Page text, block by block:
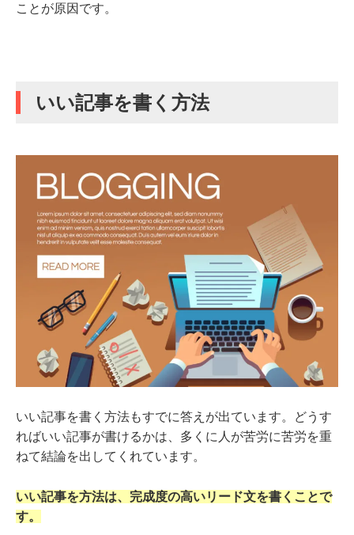
ことが原因です。
いい記事を書く方法
いい記事を書く方法もすでに答えが出ています。どうす
ればいい記事が書けるかは、多くに人が苦労に苦労を重
ねて結論を出してくれています。
いい記事を方法は、完成度の高いリード文を書くことで
す。